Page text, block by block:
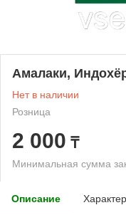
Амалаки,
Нет в наличии
Розница
2 000 ₸
Минимальная сумма
Описание